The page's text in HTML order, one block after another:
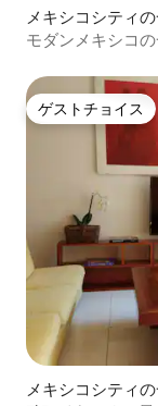
メキシコシティ
モダンメキシコ
ゲストチョイス
ゲストチョイス
メキシコシティ